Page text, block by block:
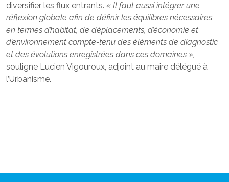
diversifier les flux entrants. « Il faut aussi intégrer une
réflexion globale afin de définir les équilibres nécessaires
en termes d’habitat, de déplacements, d’économie et
d’environnement compte-tenu des éléments de diagnostic
et des évolutions enregistrées dans ces domaines »,
souligne Lucien Vigouroux, adjoint au maire délégué à
l’Urbanisme.